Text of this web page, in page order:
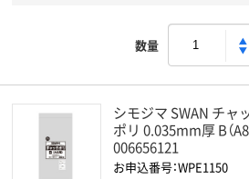
数量
シモジマ SWAN チャ
ポリ 0.035mm厚 B（A8
006656121
お申込番号：WPE1150